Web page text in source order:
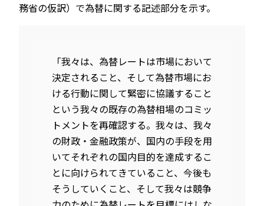
務省の仮訳）で為替に関する記述部分を示す。
「我々は、為替レートは市場において
決定されること、そして為替市場にお
ける行動に関して緊密に協議すること
という我々の既存の為替相場のコミッ
トメントを再確認する。我々は、我々
の財政・金融政策が、国内の手段を用
いてそれぞれの国内目的を達成するこ
とに向けられてきていること、今後も
そうしていくこと、そして我々は競争